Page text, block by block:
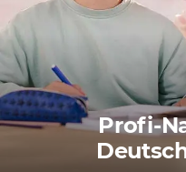
Profi-